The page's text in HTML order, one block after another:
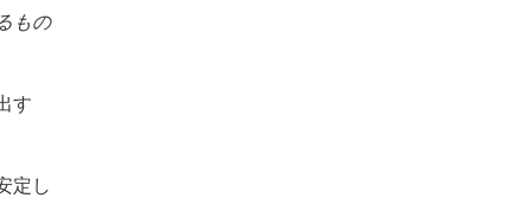
もの
す
定し